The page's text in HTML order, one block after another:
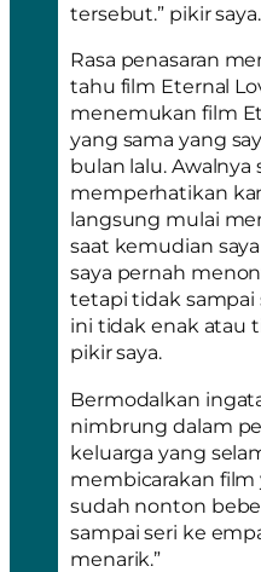
tersebut.” pikir saya.
Rasa penasaran
tahu film Eternal
menemukan film
yang sama yang
bulan lalu. Awalnya
memperhatikan
langsung mulai
saat kemudian
saya pernah
tetapi tidak sampai
ini tidak enak atau
pikir saya.
Bermodalkan
nimbrung dalam
keluarga yang
membicarakan film
sudah nonton
sampai seri ke
menarik.”